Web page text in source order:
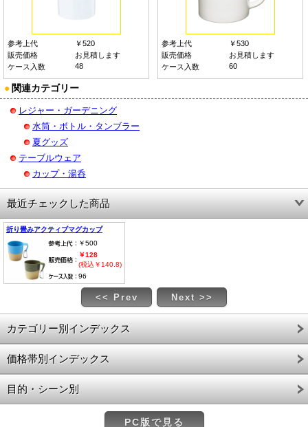
参考上代
￥520
販売価格
お見積します
ケース入数
48
参考上代
￥530
販売価格
お見積します
ケース入数
60
● 関連カテゴリー
レジャー・ガーデニング
水筒・ボトル・タンブラー
夏グッズ
テーブルウェア
カップ・湯呑
最近チェックした商品
折り畳みアクティブマグカップ
￥500
￥128
(税込￥140.8)
96
<< Prev Next >>
カテゴリー別インデックス
価格帯別インデックス
目的・シーン別
PC版で見る